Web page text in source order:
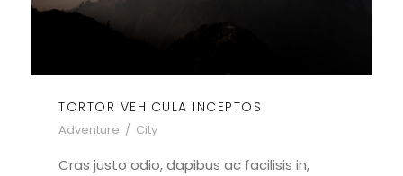
TORTOR VEHICULA INCEPTOS
Adventure / City
Cras justo odio, dapibus ac facilisis in,